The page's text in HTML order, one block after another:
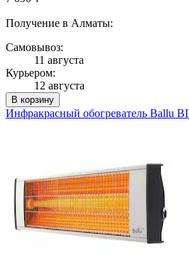
Получение в Алматы:
Самовывоз:
11 августа
Курьером:
12 августа
В корзину
Инфракрасный обогреватель Ballu